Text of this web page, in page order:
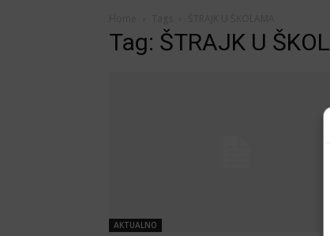
Tag: ŠTRAJK U
AKTUALNO